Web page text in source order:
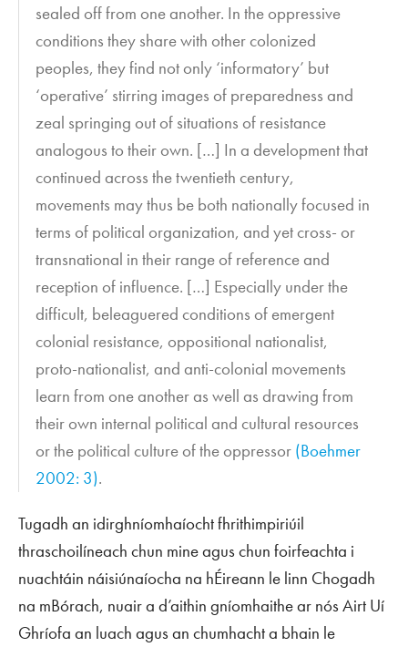
sealed off from one another. In the oppressive
conditions they share with other colonized
peoples, they find not only ‘informatory’ but
‘operative’ stirring images of preparedness and
zeal springing out of situations of resistance
analogous to their own. […] In a development that
continued across the twentieth century,
movements may thus be both nationally focused in
terms of political organization, and yet cross- or
transnational in their range of reference and
reception of influence. […] Especially under the
difficult, beleaguered conditions of emergent
colonial resistance, oppositional nationalist,
proto-nationalist, and anti-colonial movements
learn from one another as well as drawing from
their own internal political and cultural resources
or the political culture of the oppressor (Boehmer
2002: 3).
Tugadh an idirghníomhaíocht fhrithimpiriúil
thraschoilíneach chun mine agus chun foirfeachta i
nuachtáin náisiúnaíocha na hÉireann le linn Chogadh
na mBórach, nuair a d’aithin gníomhaithe ar nós Airt Uí
Ghríofa an luach agus an chumhacht a bhain le